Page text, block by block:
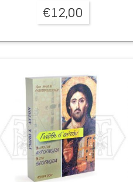
€12,00